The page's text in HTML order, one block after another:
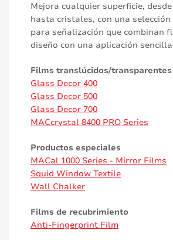
Mejora cualquier superficie,
hasta cristales, con una
para señalización que combinan
diseño con una aplicación
Films translúcidos/transparentes
Glass Decor 400
Glass Decor 500
Glass Decor 700
MACcrystal 8400 PRO Series
Productos especiales
MACal 1000 Series - Mirror Films
Squid Window Textile
Wall Chalker
Films de recubrimiento
Anti-Fingerprint Film